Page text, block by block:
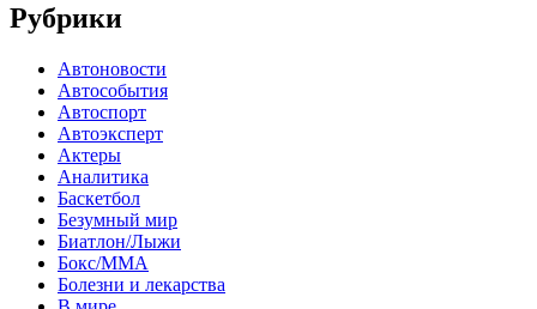
Рубрики
Автоновости
Автособытия
Автоспорт
Автоэксперт
Актеры
Аналитика
Баскетбол
Безумный мир
Биатлон/Лыжи
Бокс/MMA
Болезни и лекарства